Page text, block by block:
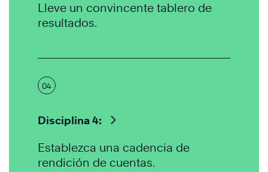
Lleve un convincente tablero de
resultados.
04
Disciplina 4:
Establezca una cadencia de
rendición de cuentas.